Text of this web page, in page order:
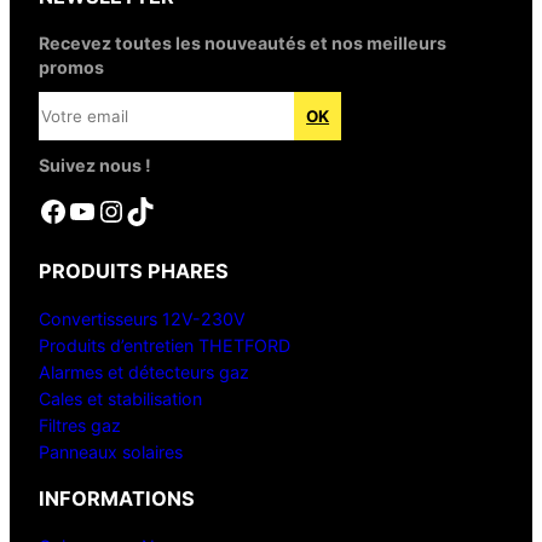
Recevez toutes les nouveautés et nos meilleurs
promos
Suivez nous !
Facebook YouTube InstagramTikTok
PRODUITS PHARES
Convertisseurs 12V-230V
Produits d’entretien THETFORD
Alarmes et détecteurs gaz
Cales et stabilisation
Filtres gaz
Panneaux solaires
INFORMATIONS